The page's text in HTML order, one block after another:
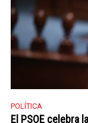
POLÍTICA
El PSOE celebra